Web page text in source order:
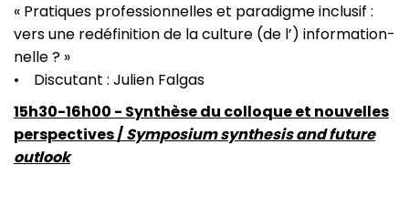
« Pratiques professionnelles et paradigme inclusif :
vers une redéfinition de la culture (de l’) information-
nelle ? »
• Discutant : Julien Falgas
15h30-16h00 - Synthèse du colloque et nouvelles
perspectives /Symposium synthesis and future
outlook